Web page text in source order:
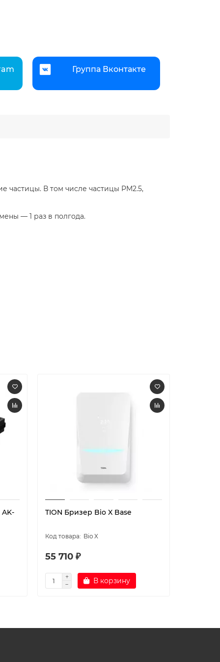
Группа Вконтакте
частицы. В том числе частицы PM2.5,
— 1 раз в полгода.
AK-
TION Бризер Bio X Base
Bio X
55 710 ₽
В корзину